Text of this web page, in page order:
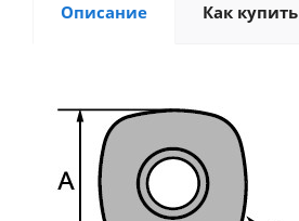
Описание Как купить